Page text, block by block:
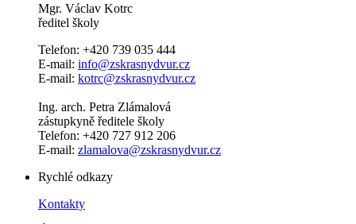
Mgr. Václav Kotrc
ředitel školy
Telefon: +420 739 035 444
E-mail: info@zskrasnydvur.cz
E-mail: kotrc@zskrasnydvur.cz
Ing. arch. Petra Zlámalová
zástupkyně ředitele školy
Telefon: +420 727 912 206
E-mail: zlamalova@zskrasnydvur.cz
Rychlé odkazy
Kontakty